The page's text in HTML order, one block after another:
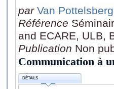
par Van
Référence
and ECARE, ULB,
Publication Non
Communication à
DÉTAILS